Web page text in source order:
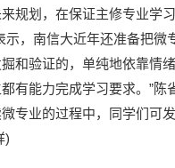
规划，在保证主修专业学
示，南信大近年还准备把
和验证的，单纯地依靠情
有能力完成学习要求。”
专业的过程中，同学们可
)